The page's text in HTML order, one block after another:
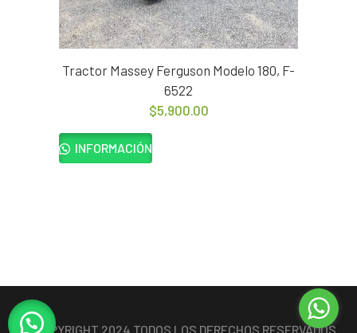
Tractor Massey Ferguson Modelo 180, F-
6522
$5,900.00
INFORMACIÓN
© COPYRIGHT 2024 TODOS LOS DERECHOS RESERVADOS